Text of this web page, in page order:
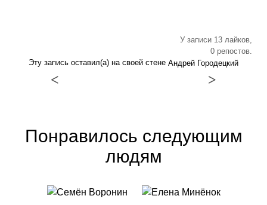
У записи 13 лайков,
0 репостов.
Эту запись оставил(а) на своей стене Андрей Городецкий
< >
Понравилось следующим
людям